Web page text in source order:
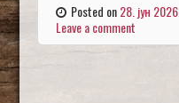
Posted on28. јун 2026.
Leave a comment